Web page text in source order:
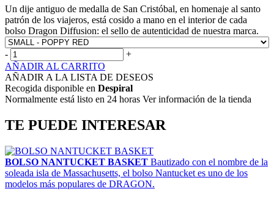
Un dije antiguo de medalla de San Cristóbal, en homenaje al santo
patrón de los viajeros, está cosido a mano en el interior de cada
bolso Dragon Diffusion: el sello de autenticidad de nuestra marca.
-
+
AÑADIR AL CARRITO
AÑADIR A LA LISTA DE DESEOS
Recogida disponible en Despiral
Normalmente está listo en 24 horas Ver información de la tienda
TE PUEDE INTERESAR
BOLSO NANTUCKET BASKET Bautizado con el nombre de la
soleada isla de Massachusetts, el bolso Nantucket es uno de los
modelos más populares de DRAGON.